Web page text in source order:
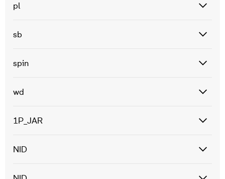
pl
sb
spin
wd
1P_JAR
NID